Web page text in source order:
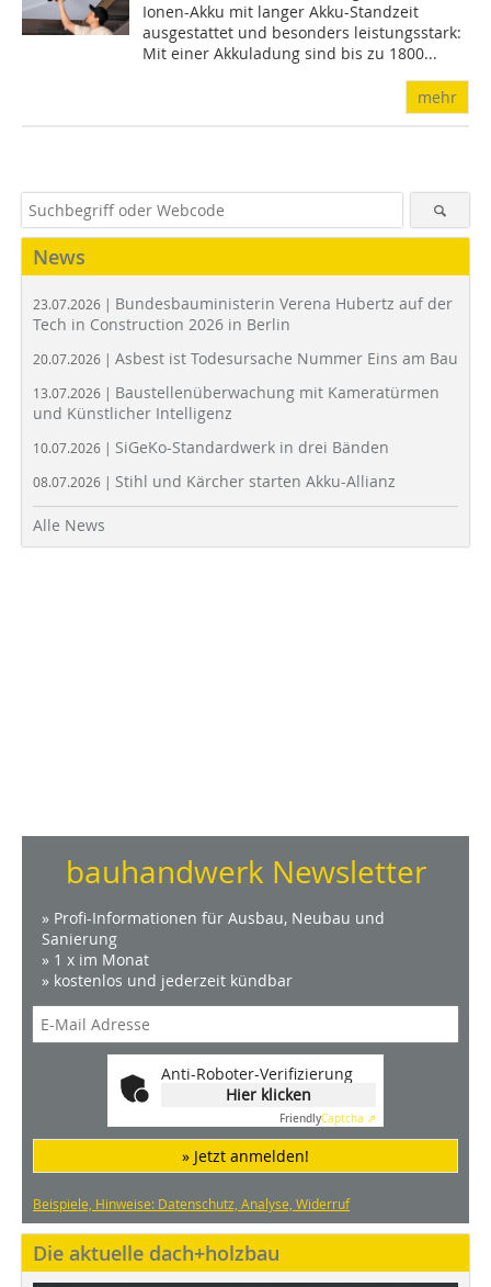
Ionen-Akku mit langer Akku-Standzeit
ausgestattet und besonders leistungsstark:
Mit einer Akkuladung sind bis zu 1800...
mehr
News
23.07.2026 | Bundesbauministerin Verena Hubertz auf der
Tech in Construction 2026 in Berlin
20.07.2026 | Asbest ist Todesursache Nummer Eins am Bau
13.07.2026 | Baustellenüberwachung mit Kameratürmen
und Künstlicher Intelligenz
10.07.2026 | SiGeKo-Standardwerk in drei Bänden
08.07.2026 | Stihl und Kärcher starten Akku-Allianz
Alle News
bauhandwerk Newsletter
» Profi-Informationen für Ausbau, Neubau und
Sanierung
» 1 x im Monat
» kostenlos und jederzeit kündbar
Anti-Roboter-Verifizierung
Hier klicken
FriendlyCaptcha ⇗
» Jetzt anmelden!
Beispiele, Hinweise: Datenschutz, Analyse, Widerruf
Die aktuelle dach+holzbau